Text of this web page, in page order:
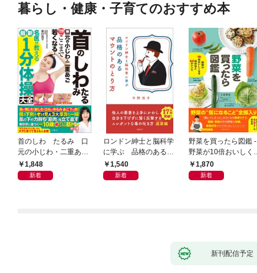
暮らし・健康・子育てのおすすめ本
首のしわ たるみ 口
元の小じわ・二重あ
ご 何歳からでもここ
まで若くなる！ 名医
1,848
新着
ロンドン紳士と脳科学
に学ぶ 品格のあるマ
ウントのとり方
1,540
新着
野菜を買ったら図鑑 -
野菜が10倍おいしくな
る保存法と64のレシピ
-
1,870
新着
新刊配信予定